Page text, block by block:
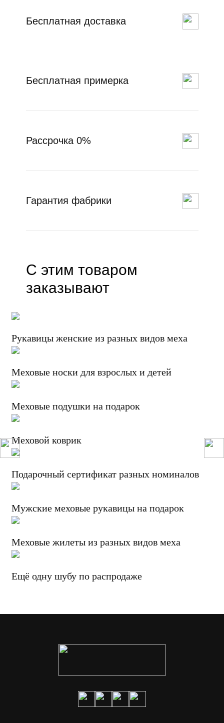
Бесплатная доставка
Бесплатная примерка
Рассрочка 0%
Гарантия фабрики
С этим товаром
заказывают
Рукавицы женские из разных видов меха
Меховые носки для взрослых и детей
Меховые подушки на подарок
Меховой коврик
Подарочный сертификат разных номиналов
Мужские меховые рукавицы на подарок
Меховые жилеты из разных видов меха
Ещё одну шубу по распродаже